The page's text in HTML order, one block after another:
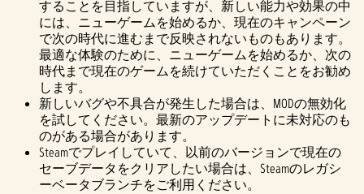
することを目指していますが、新しい能力や効果の中
には、ニューゲームを始めるか、現在のキャンペーン
で次の時代に進むまで反映されないものもあります。
最適な体験のために、ニューゲームを始めるか、次の
時代まで現在のゲームを続けていただくことをお勧め
します。
新しいバグや不具合が発生した場合は、MODの無効化
を試してください。最新のアップデートに未対応のも
のがある場合があります。
Steamでプレイしていて、以前のバージョンで現在の
セーブデータをクリアしたい場合は、Steamのレガシ
ーベータブランチをご利用ください。